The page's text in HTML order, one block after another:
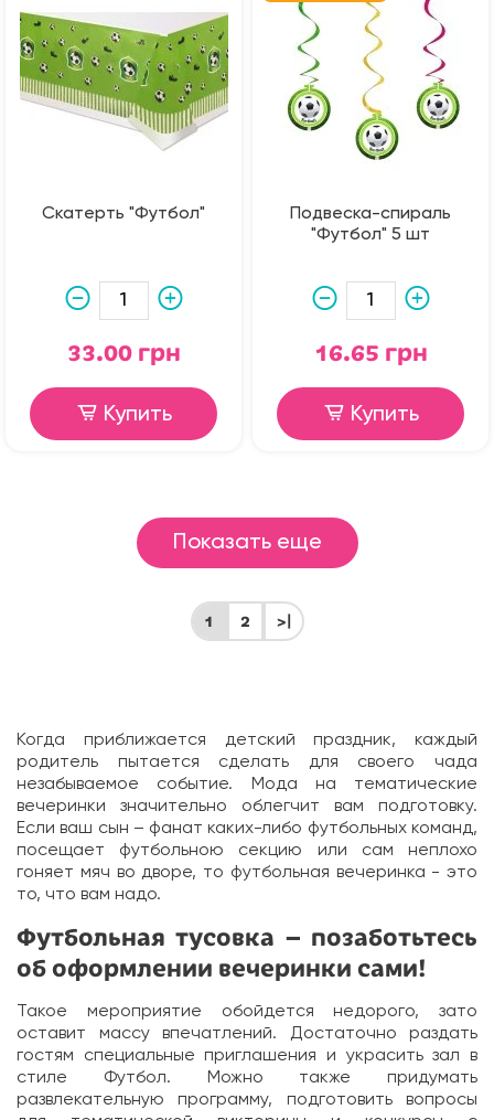
Скатерть "Футбол"
33.00 грн
Купить
Подвеска-спираль
"Футбол" 5 шт
16.65 грн
Купить
Показать еще
1 2 >|
Когда приближается детский праздник, каждый
родитель пытается сделать для своего чада
незабываемое событие. Мода на тематические
вечеринки значительно облегчит вам подготовку.
Если ваш сын – фанат каких-либо футбольных команд,
посещает футбольною секцию или сам неплохо
гоняет мяч во дворе, то футбольная вечеринка - это
то, что вам надо.
Футбольная тусовка – позаботьтесь
об оформлении вечеринки сами!
Такое мероприятие обойдется недорого, зато
оставит массу впечатлений. Достаточно раздать
гостям специальные приглашения и украсить зал в
стиле Футбол. Можно также придумать
развлекательную программу, подготовить вопросы